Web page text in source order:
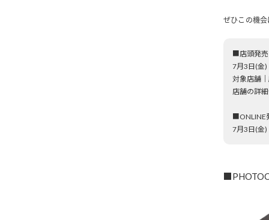
ぜひこの機
■店頭発
7月3日(金)
対象店舗
店舗の詳
■ONLINE
7月3日(金)